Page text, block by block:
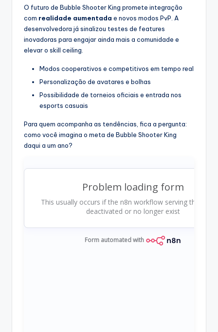
O futuro de Bubble Shooter King promete integração
com realidade aumentada e novos modos PvP. A
desenvolvedora já sinalizou testes de features
inovadoras para engajar ainda mais a comunidade e
elevar o skill ceiling.
Modos cooperativos e competitivos em tempo real
Personalização de avatares e bolhas
Possibilidade de torneios oficiais e entrada nos
esports casuais
Para quem acompanha as tendências, fica a pergunta:
como você imagina o meta de Bubble Shooter King
daqui a um ano?